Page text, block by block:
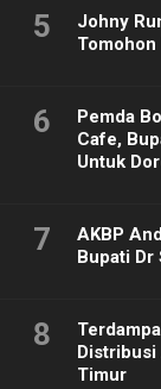
5
Johny
6
Pemda
Cafe,
Untuk
7
AKBP
Bupati Dr
8
Distribusi
Timur